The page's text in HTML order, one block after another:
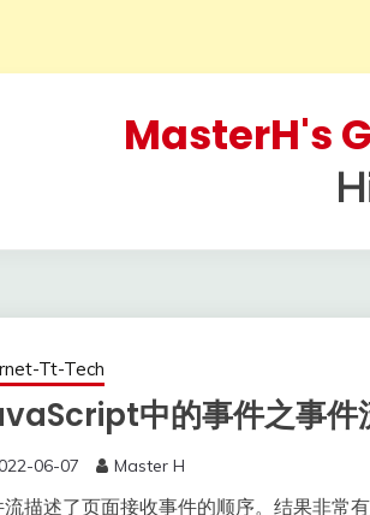
MasterH's
Tt-Tech
中的事件之事件
06-07 Master H
流描述了页面接收事件的顺序。结果非常